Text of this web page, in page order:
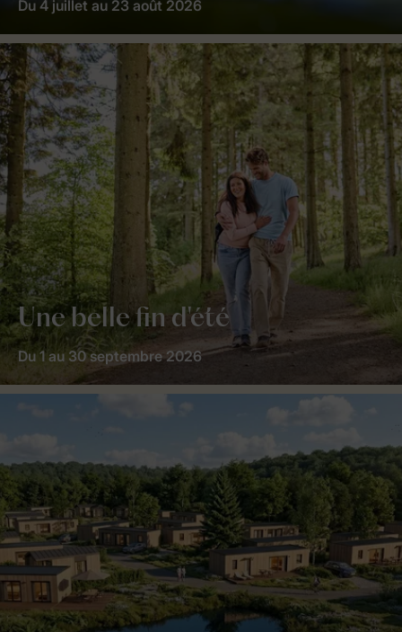
Du 4 juillet au 23 août 2026
Une belle fin d'été
Du 1 au 30 septembre 2026